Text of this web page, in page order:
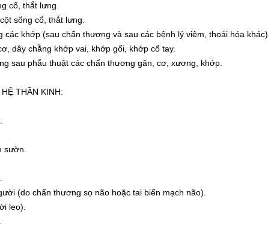
cổ, thắt lưng.
sống cổ, thắt lưng.
các khớp (sau chấn thương và sau các bệnh lý viêm, thoái hóa khác).
dây chằng khớp vai, khớp gối, khớp cổ tay.
sau phẫu thuật các chấn thương gân, cơ, xương, khớp.
THẦN KINH:
sườn.
(do chấn thương sọ não hoặc tai biến mạch não).
leo).